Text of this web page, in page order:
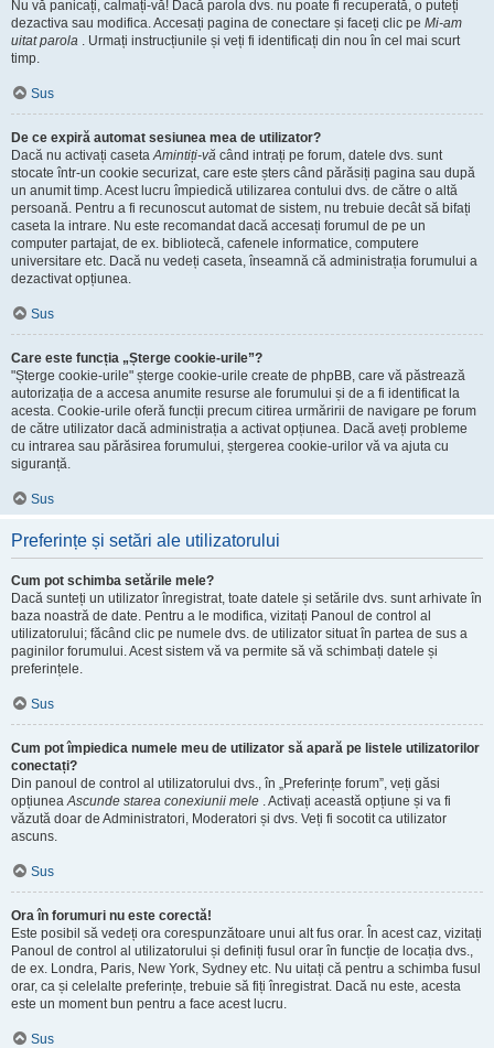
Nu vă panicați, calmați-vă! Dacă parola dvs. nu poate fi recuperată, o puteți
dezactiva sau modifica. Accesați pagina de conectare și faceți clic pe Mi-am
uitat parola . Urmați instrucțiunile și veți fi identificați din nou în cel mai scurt
timp.
Sus
De ce expiră automat sesiunea mea de utilizator?
Dacă nu activați casetaAmintiți-vă când intrați pe forum, datele dvs. sunt
stocate într-un cookie securizat, care este șters când părăsiți pagina sau după
un anumit timp. Acest lucru împiedică utilizarea contului dvs. de către o altă
persoană. Pentru a fi recunoscut automat de sistem, nu trebuie decât să bifați
caseta la intrare. Nu este recomandat dacă accesați forumul de pe un
computer partajat, de ex. bibliotecă, cafenele informatice, computere
universitare etc. Dacă nu vedeți caseta, înseamnă că administrația forumului a
dezactivat opțiunea.
Sus
Care este funcția „Șterge cookie-urile”?
"Șterge cookie-urile" șterge cookie-urile create de phpBB, care vă păstrează
autorizația de a accesa anumite resurse ale forumului și de a fi identificat la
acesta. Cookie-urile oferă funcții precum citirea urmăririi de navigare pe forum
de către utilizator dacă administrația a activat opțiunea. Dacă aveți probleme
cu intrarea sau părăsirea forumului, ștergerea cookie-urilor vă va ajuta cu
siguranță.
Sus
Preferințe și setări ale utilizatorului
Cum pot schimba setările mele?
Dacă sunteți un utilizator înregistrat, toate datele și setările dvs. sunt arhivate în
baza noastră de date. Pentru a le modifica, vizitați Panoul de control al
utilizatorului; făcând clic pe numele dvs. de utilizator situat în partea de sus a
paginilor forumului. Acest sistem vă va permite să vă schimbați datele și
preferințele.
Sus
Cum pot împiedica numele meu de utilizator să apară pe listele utilizatorilor
conectați?
Din panoul de control al utilizatorului dvs., în „Preferințe forum”, veți găsi
opțiuneaAscunde starea conexiunii mele . Activați această opțiune și va fi
văzută doar de Administratori, Moderatori și dvs. Veți fi socotit ca utilizator
ascuns.
Sus
Ora în forumuri nu este corectă!
Este posibil să vedeți ora corespunzătoare unui alt fus orar. În acest caz, vizitați
Panoul de control al utilizatorului și definiți fusul orar în funcție de locația dvs.,
de ex. Londra, Paris, New York, Sydney etc. Nu uitați că pentru a schimba fusul
orar, ca și celelalte preferințe, trebuie să fiți înregistrat. Dacă nu este, acesta
este un moment bun pentru a face acest lucru.
Sus